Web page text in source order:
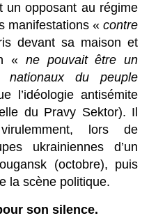
un opposant au régime
manifestations « contre
devant sa maison et
« ne pouvait être un
nationaux du peuple
l’idéologie antisémite
du Pravy Sektor). Il
lors de
ukrainiennes d’un
(octobre), puis
la scène politique.
son silence.